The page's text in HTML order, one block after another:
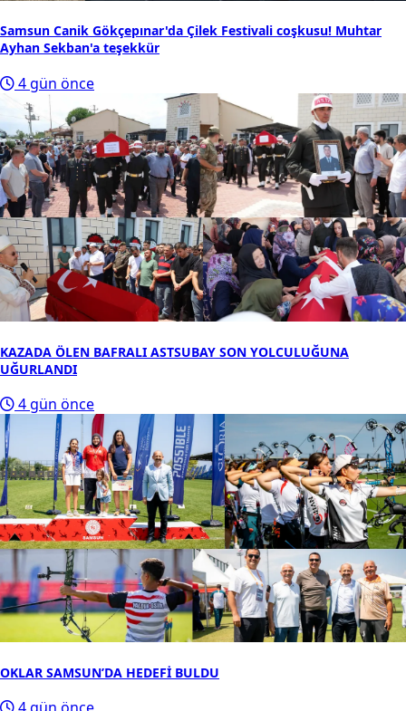
Samsun Canik Gökçepınar'da Çilek Festivali coşkusu! Muhtar
Ayhan Sekban'a teşekkür
4 gün önce
KAZADA ÖLEN BAFRALI ASTSUBAY SON YOLCULUĞUNA
UĞURLANDI
4 gün önce
OKLAR SAMSUN’DA HEDEFİ BULDU